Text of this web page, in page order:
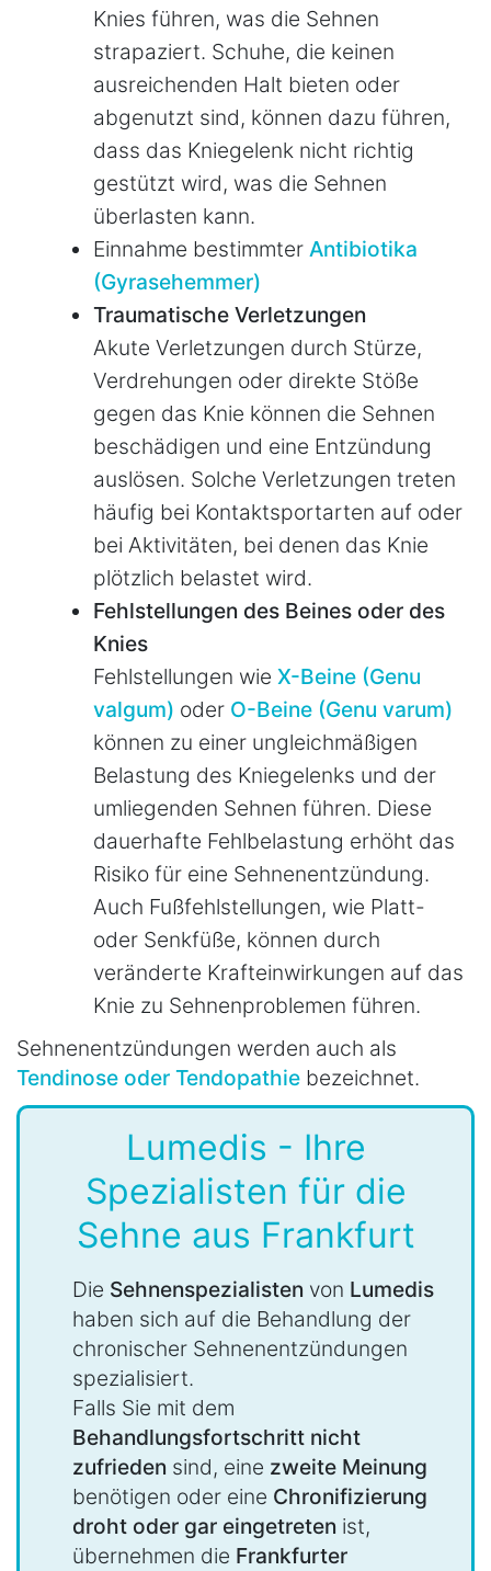
Knies führen, was die Sehnen
strapaziert. Schuhe, die keinen
ausreichenden Halt bieten oder
abgenutzt sind, können dazu führen,
dass das Kniegelenk nicht richtig
gestützt wird, was die Sehnen
überlasten kann.
Einnahme bestimmter Antibiotika
(Gyrasehemmer)
Traumatische Verletzungen
Akute Verletzungen durch Stürze,
Verdrehungen oder direkte Stöße
gegen das Knie können die Sehnen
beschädigen und eine Entzündung
auslösen. Solche Verletzungen treten
häufig bei Kontaktsportarten auf oder
bei Aktivitäten, bei denen das Knie
plötzlich belastet wird.
Fehlstellungen des Beines oder des
Knies
Fehlstellungen wie X-Beine (Genu
valgum) oder O-Beine (Genu varum)
können zu einer ungleichmäßigen
Belastung des Kniegelenks und der
umliegenden Sehnen führen. Diese
dauerhafte Fehlbelastung erhöht das
Risiko für eine Sehnenentzündung.
Auch Fußfehlstellungen, wie Platt-
oder Senkfüße, können durch
veränderte Krafteinwirkungen auf das
Knie zu Sehnenproblemen führen.
Sehnenentzündungen werden auch als
Tendinose oder Tendopathie bezeichnet.
Lumedis - Ihre
Spezialisten für die
Sehne aus Frankfurt
Die Sehnenspezialisten von Lumedis
haben sich auf die Behandlung der
chronischer Sehnenentzündungen
spezialisiert.
Falls Sie mit dem
Behandlungsfortschritt nicht
zufrieden sind, eine zweite Meinung
benötigen oder eine Chronifizierung
droht oder gar eingetreten ist,
übernehmen die Frankfurter